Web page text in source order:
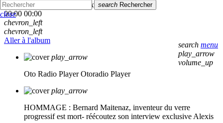
skip_previous
skip_next
00:00 00:00
chevron_left
chevron_left
Aller à l'album
play_arrow
Oto Radio Player Otoradio Player
play_arrow
HOMMAGE : Bernard Maitenaz, inventeur du verre
progressif est mort- réécoutez son interview exclusive Alexis
search menu
play_arrow
volume_up
search Rechercher
close